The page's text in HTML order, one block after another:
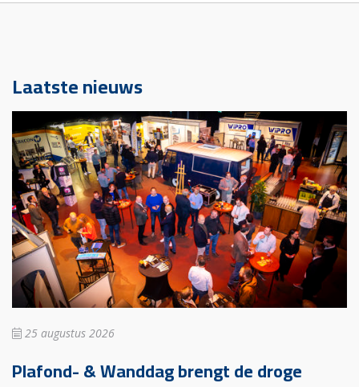
Laatste nieuws
25 augustus 2026
Plafond- & Wanddag brengt de droge